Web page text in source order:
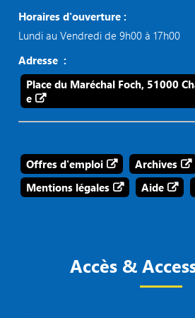
Horaires d'ouverture :
Lundi au Vendredi de 9h00 à 17h00
Adresse :
Place du Maréchal Foch, 51000
e
Offres d'emploi Archives
Mentions légales
Aide
Accès &